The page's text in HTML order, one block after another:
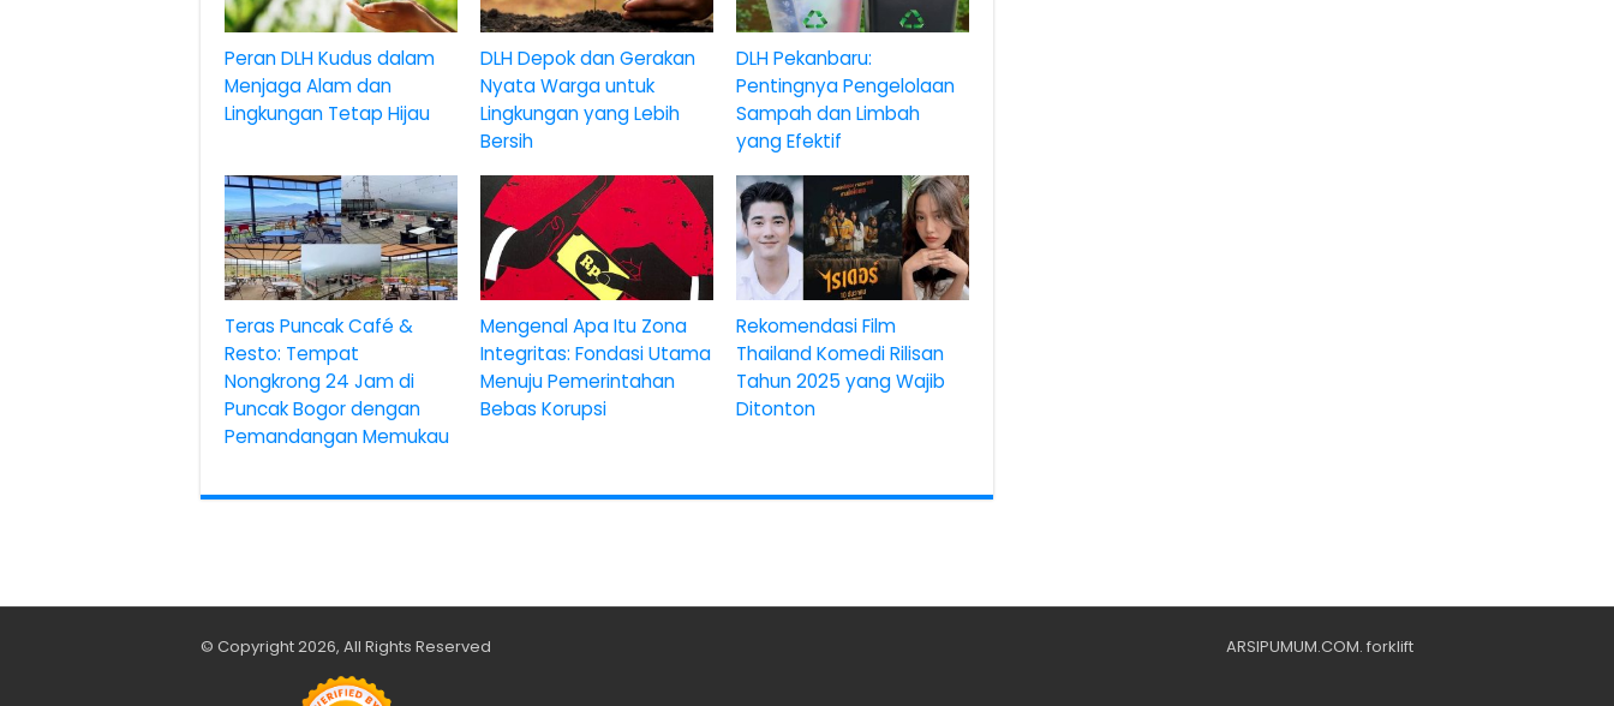
Peran DLH Kudus dalam
Menjaga Alam dan
Lingkungan Tetap Hijau
DLH Depok dan Gerakan
Nyata Warga untuk
Lingkungan yang Lebih
Bersih
DLH Pekanbaru:
Pentingnya Pengelolaan
Sampah dan Limbah
yang Efektif
Teras Puncak Café &
Resto: Tempat
Nongkrong 24 Jam di
Puncak Bogor dengan
Pemandangan Memukau
Mengenal Apa Itu Zona
Integritas: Fondasi Utama
Menuju Pemerintahan
Bebas Korupsi
Rekomendasi Film
Thailand Komedi Rilisan
Tahun 2025 yang Wajib
Ditonton
ARSIPUMUM.COM. forklift
© Copyright 2026, All Rights Reserved